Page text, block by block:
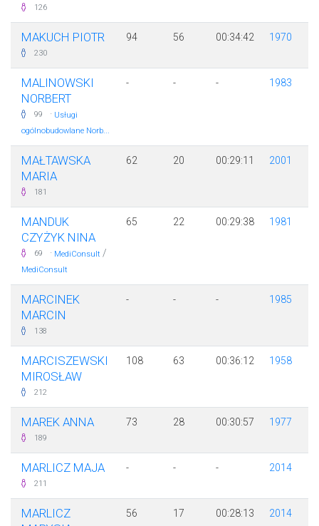
126
MAKUCH PIOTR
230
94 56 00:34:42 1970
MALINOWSKI
NORBERT
99 · Usługi
ogólnobudowlane Norb...
- - - 1983
MAŁTAWSKA
MARIA
181
62 20 00:29:11 2001
MANDUK
CZYŻYK NINA
69 · MediConsult /
MediConsult
65 22 00:29:38 1981
MARCINEK
MARCIN
138
- - - 1985
MARCISZEWSKI
MIROSŁAW
212
108 63 00:36:12 1958
MAREK ANNA
189
73 28 00:30:57 1977
MARLICZ MAJA
211
- - - 2014
MARLICZ
56 17 00:28:13 2014